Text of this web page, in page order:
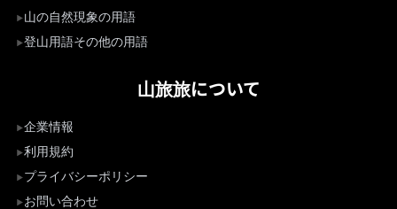
山の自然現象の用語
登山用語その他の用語
山旅旅について
企業情報
利用規約
プライバシーポリシー
お問い合わせ